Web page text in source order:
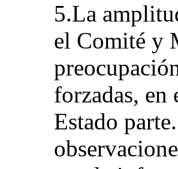
5.La
el Comité y
forzadas,
Estado